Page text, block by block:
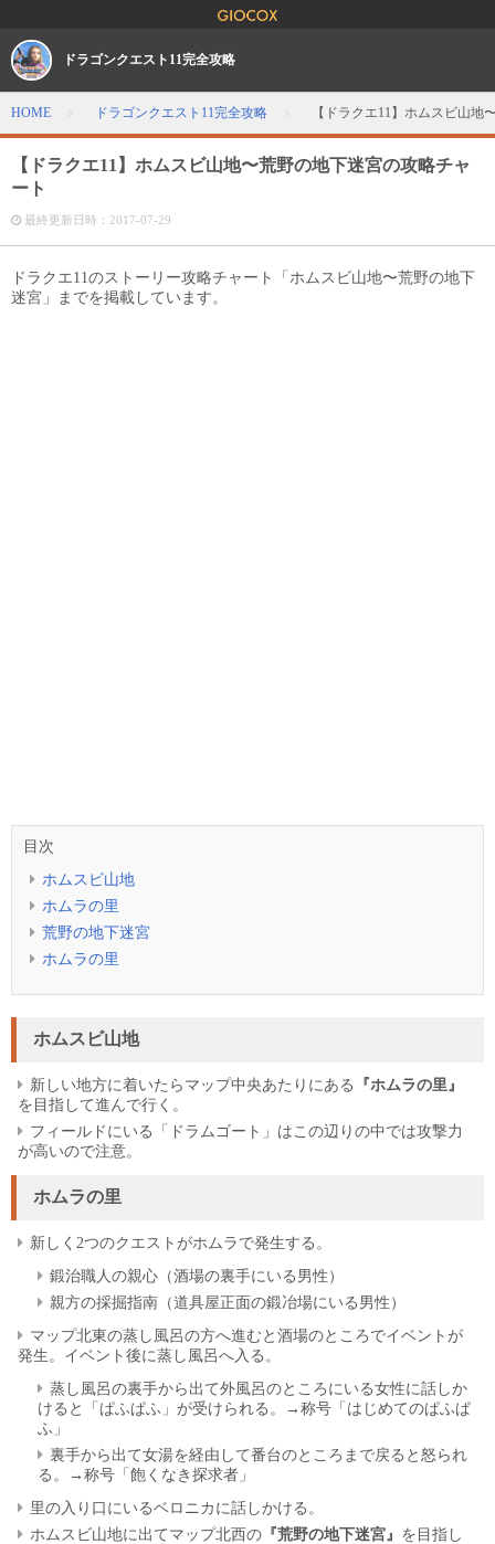
ドラゴンクエスト11完全攻略
HOME ドラゴンクエスト11完全攻略 【ドラクエ11】ホムスビ山
【ドラクエ11】ホムスビ山地〜荒野の地下迷宮の攻略チャ
ート
最終更新日時： 2017-07-29
ドラクエ11のストーリー攻略チャート「ホムスビ山地〜荒野の地下
迷宮」までを掲載しています。
目次
ホムスビ山地
ホムラの里
荒野の地下迷宮
ホムラの里
ホムスビ山地
新しい地方に着いたらマップ中央あたりにある
『ホムラの里』
を目指して進んで行く。
フィールドにいる「ドラムゴート」はこの辺りの中では攻撃力
が高いので注意。
ホムラの里
新しく2つのクエストがホムラで発生する。
鍛治職人の親心（酒場の裏手にいる男性）
親方の採掘指南（道具屋正面の鍛冶場にいる男性）
マップ北東の蒸し風呂の方へ進むと酒場のところでイベントが
発生。イベント後に蒸し風呂へ入る。
蒸し風呂の裏手から出て外風呂のところにいる女性に話しか
けると「ぱふぱふ」が受けられる。→称号「はじめてのぱふぱ
ふ」
裏手から出て女湯を経由して番台のところまで戻ると怒られ
る。→称号「飽くなき探求者」
里の入り口にいるベロニカに話しかける。
ホムスビ山地に出てマップ北西の 『荒野の地下迷宮』 を目指し